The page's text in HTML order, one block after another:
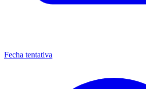
Fecha tentativa